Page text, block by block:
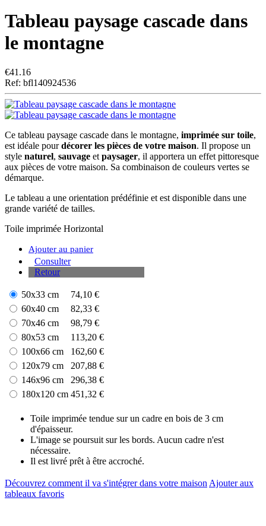
Tableau paysage cascade dans
le montagne
€41.16
Ref: bfl140924536
Ce tableau paysage cascade dans le montagne, imprimée sur toile,
est idéale pourdécorer les pièces de votre maison. Il propose un
style naturel, sauvage et paysager, il apportera un effet pittoresque
aux pièces de votre maison. Sa combinaison de couleurs vertes se
démarque.
Le tableau a une orientation prédéfinie et est disponible dans une
grande variété de tailles.
Toile imprimée Horizontal
Ajouter au panier
Consulter
Retour
50x33 cm
74,10 €
60x40 cm
82,33 €
70x46 cm
98,79 €
80x53 cm
113,20 €
100x66 cm
162,60 €
120x79 cm
207,88 €
146x96 cm
296,38 €
180x120 cm 451,32 €
Toile imprimée tendue sur un cadre en bois de 3 cm
d'épaisseur.
L'image se poursuit sur les bords. Aucun cadre n'est
nécessaire.
Il est livré prêt à être accroché.
Découvrez comment il va s'intégrer dans votre maison Ajouter aux
tableaux favoris